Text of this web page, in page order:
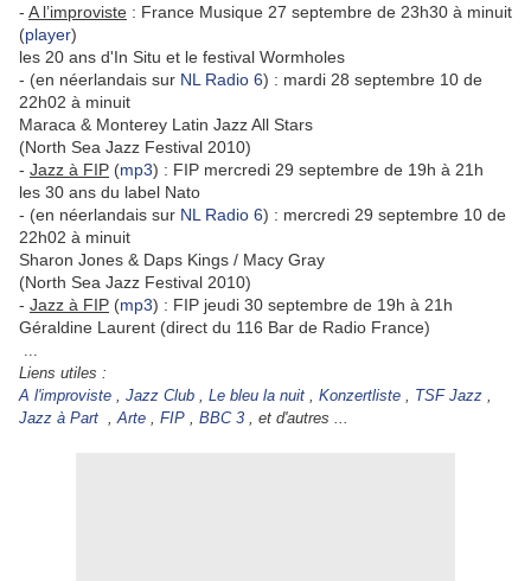
- A l’improviste : France Musique 27 septembre de 23h30 à minuit
(player)
les 20 ans d'In Situ et le festival Wormholes
- (en néerlandais sur NL Radio 6) : mardi 28 septembre 10 de
22h02 à minuit
Maraca & Monterey Latin Jazz All Stars
(North Sea Jazz Festival 2010)
- Jazz à FIP (mp3) : FIP mercredi 29 septembre de 19h à 21h
les 30 ans du label Nato
- (en néerlandais sur NL Radio 6) : mercredi 29 septembre 10 de
22h02 à minuit
Sharon Jones & Daps Kings / Macy Gray
(North Sea Jazz Festival 2010)
- Jazz à FIP (mp3) : FIP jeudi 30 septembre de 19h à 21h
Géraldine Laurent (direct du 116 Bar de Radio France)
Liens utiles :
A l'improviste
Jazz Club Le bleu la nuit Konzertliste TSF Jazz
Jazz à Part
Arte FIP BBC 3 , et d'autres ...